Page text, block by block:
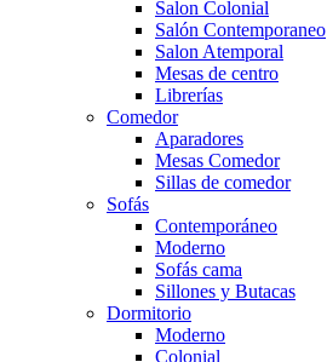
Salon Colonial
Salón Contemporaneo
Salon Atemporal
Mesas de centro
Librerías
Comedor
Aparadores
Mesas Comedor
Sillas de comedor
Sofás
Contemporáneo
Moderno
Sofás cama
Sillones y Butacas
Dormitorio
Moderno
Colonial